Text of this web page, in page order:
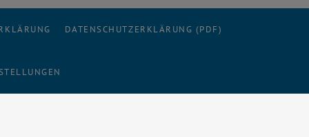
DATENSCHUTZERKLÄRUNG (PDF)